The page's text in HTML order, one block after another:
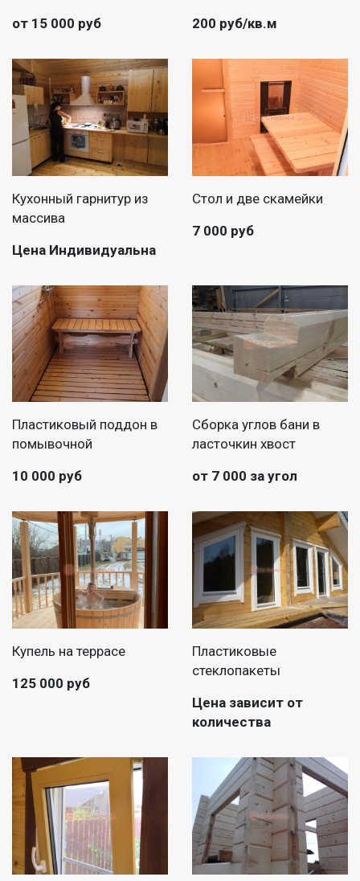
от 15 000 руб
200 руб/кв.м
Кухонный гарнитур из
массива
Цена Индивидуальна
Стол и две скамейки
7 000 руб
Пластиковый поддон в
помывочной
10 000 руб
Сборка углов бани в
ласточкин хвост
от 7 000 за угол
Купель на террасе
125 000 руб
Пластиковые
стеклопакеты
Цена зависит от
количества